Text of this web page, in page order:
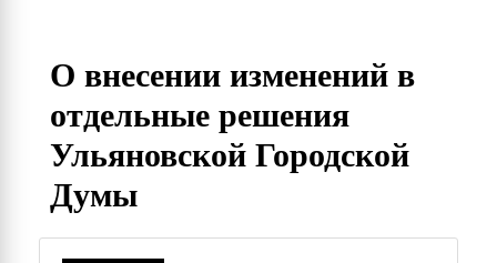
О внесении изменений в
отдельные решения
Ульяновской Городской
Думы